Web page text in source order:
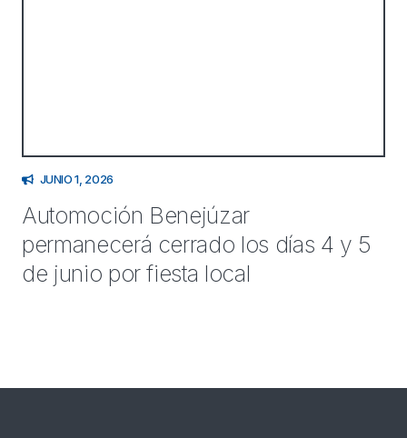
JUNIO 1, 2026
Automoción Benejúzar
permanecerá cerrado los días 4 y 5
de junio por fiesta local